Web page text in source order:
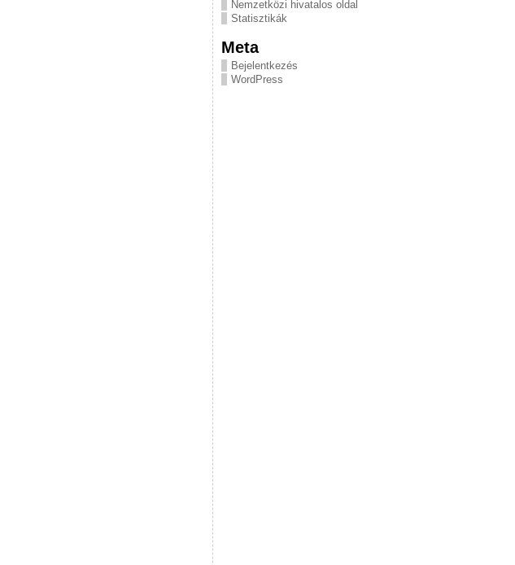
Nemzetközi hivatalos oldal
Statisztikák
Meta
Bejelentkezés
WordPress